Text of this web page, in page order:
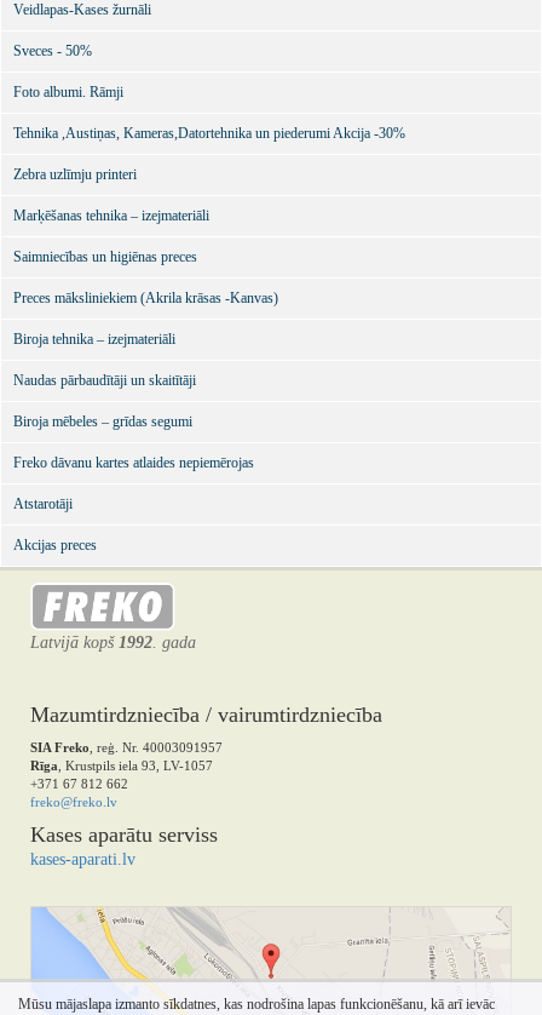
Mūsu mājaslapa izmanto sīkdatnes, kas nodrošina lapas funkcionēšanu, kā arī ievāc
Veidlapas-Kases žurnāli
Sveces - 50%
Foto albumi. Rāmji
Tehnika ,Austiņas, Kameras,Datortehnika un piederumi Akcija -30%
Zebra uzlīmju printeri
Marķēšanas tehnika – izejmateriāli
Saimniecības un higiēnas preces
Preces māksliniekiem (Akrila krāsas -Kanvas)
Biroja tehnika – izejmateriāli
Naudas pārbaudītāji un skaitītāji
Biroja mēbeles – grīdas segumi
Freko dāvanu kartes atlaides nepiemērojas
Atstarotāji
Akcijas preces
Latvijā kopš 1992. gada
Mazumtirdzniecība / vairumtirdzniecība
SIA Freko , reģ. Nr. 40003091957
Rīga , Krustpils iela 93, LV-1057
+371 67 812 662
freko@freko.lv
Kases aparātu serviss
kases-aparati.lv